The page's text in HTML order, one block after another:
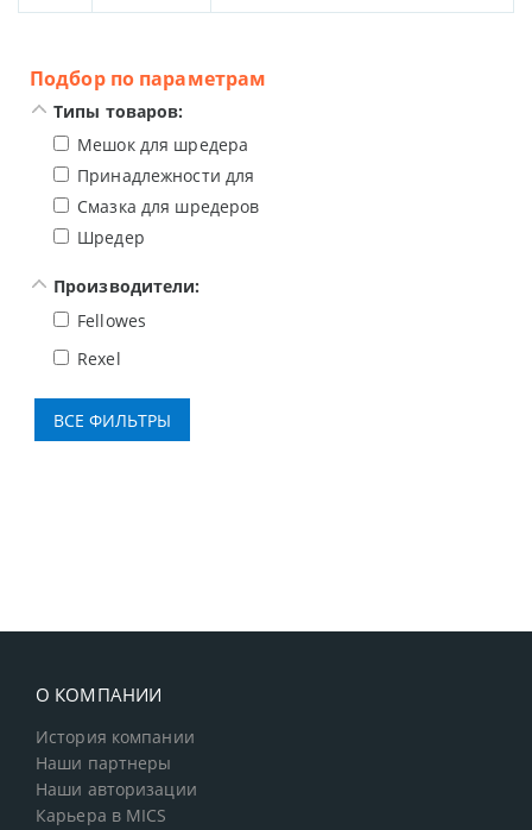
Подбор по параметрам
Типы товаров:
Мешок для шредера
Принадлежности для брошюровщика
Смазка для шредеров
Шредер
Производители:
Fellowes
Rexel
О КОМПАНИИ
История компании
Наши партнеры
Наши авторизации
Карьера в MICS